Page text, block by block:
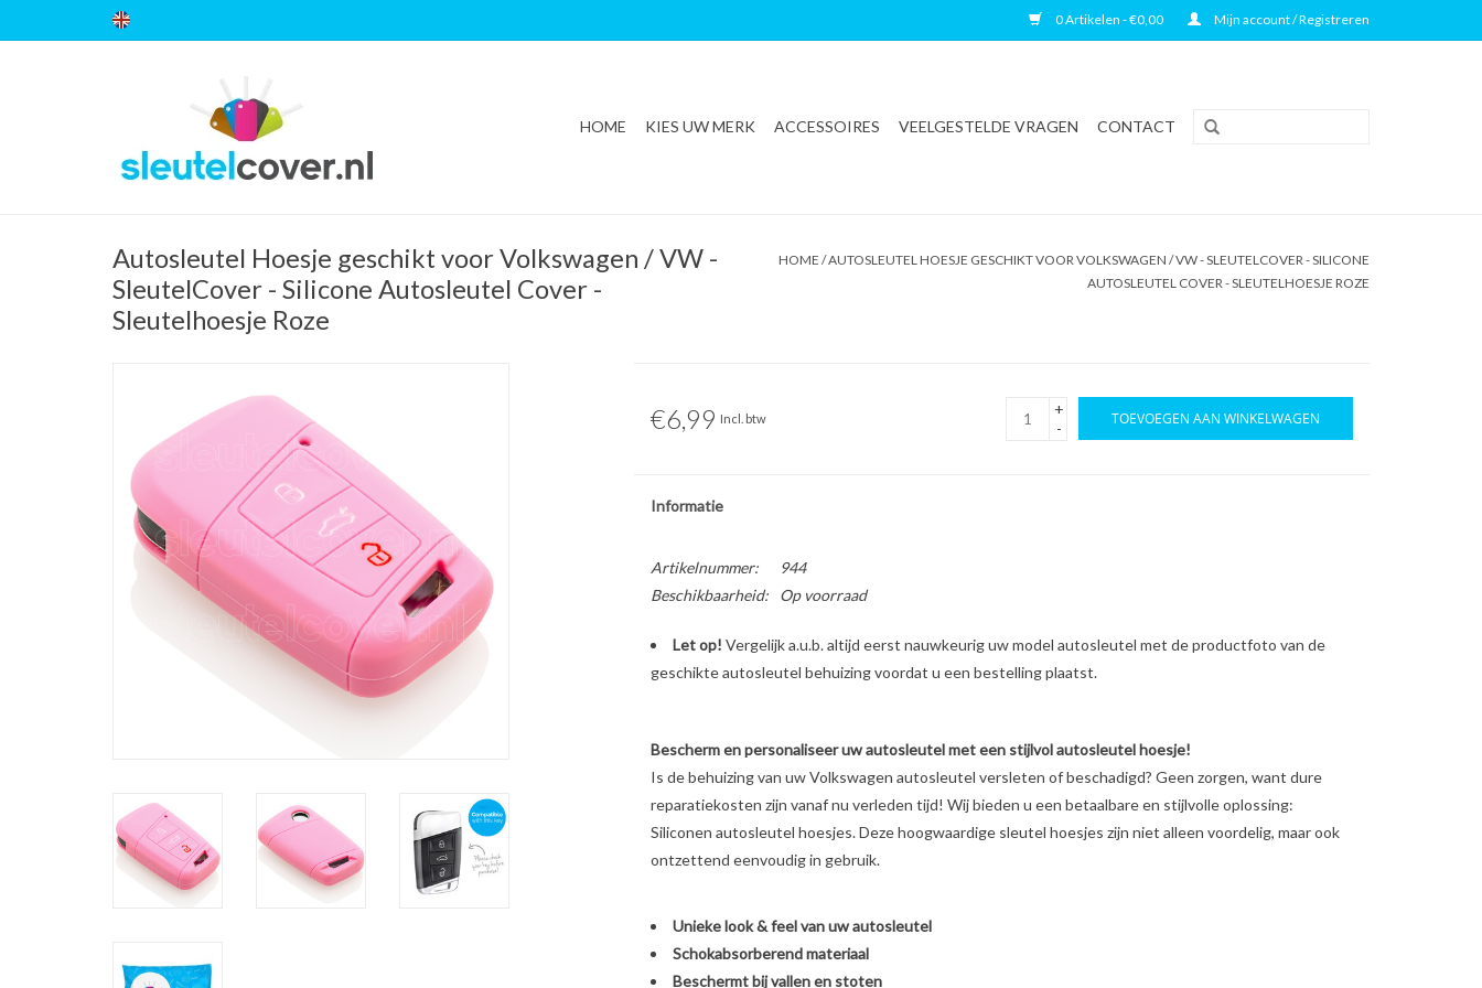
0 Artikelen - €0,00 Mijn account / Registreren
HOME KIES UW MERK ACCESSOIRES VEELGESTELDE VRAGEN CONTACT
Autosleutel Hoesje geschikt voor Volkswagen / VW -
SleutelCover - Silicone Autosleutel Cover -
Sleutelhoesje Roze
HOME /AUTOSLEUTEL HOESJE GESCHIKT VOOR VOLKSWAGEN / VW - SLEUTELCOVER - SILICONE
AUTOSLEUTEL COVER - SLEUTELHOESJE ROZE
€6,99 Incl. btw
+
-
TOEVOEGEN AAN WINKELWAGEN
Informatie
Artikelnummer:
944
Beschikbaarheid:
Op voorraad
Let op! Vergelijk a.u.b. altijd eerst nauwkeurig uw model autosleutel met de productfoto van de
geschikte autosleutel behuizing voordat u een bestelling plaatst.
Bescherm en personaliseer uw autosleutel met een stijlvol autosleutel hoesje!
Is de behuizing van uw Volkswagen autosleutel versleten of beschadigd? Geen zorgen, want dure
reparatiekosten zijn vanaf nu verleden tijd! Wij bieden u een betaalbare en stijlvolle oplossing:
Siliconen autosleutel hoesjes. Deze hoogwaardige sleutel hoesjes zijn niet alleen voordelig, maar ook
ontzettend eenvoudig in gebruik.
Unieke look & feel van uw autosleutel
Schokabsorberend materiaal
Beschermt bij vallen en stoten